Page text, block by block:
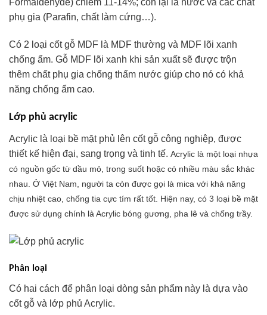
Formaldehyde) chiếm 11-14%; còn lại là nước và các chất
phụ gia (Parafin, chất làm cứng…).
Có 2 loại cốt gỗ MDF là MDF thường và MDF lõi xanh
chống ẩm. Gỗ MDF lõi xanh khi sản xuất sẽ được trộn
thêm chất phụ gia chống thấm nước giúp cho nó có khả
năng chống ẩm cao.
Lớp phủ acrylic
Acrylic là loại bề mặt phủ lên cốt gỗ công nghiệp, được
thiết kế hiện đại, sang trọng và tinh tế. Acrylic là một loại nhựa
có nguồn gốc từ dầu mỏ, trong suốt hoặc có nhiều màu sắc khác
nhau. Ở Việt Nam, người ta còn được gọi là mica với khả năng
chịu nhiệt cao, chống tia cực tím rất tốt. Hiện nay, có 3 loại bề mặt
được sử dụng chính là Acrylic bóng gương, pha lê và chống trầy.
Phân loại
Có hai cách để phân loại dòng sản phẩm này là dựa vào
cốt gỗ và lớp phủ Acrylic.